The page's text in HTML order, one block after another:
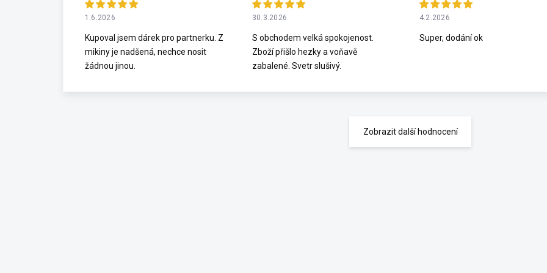
1.6.2026
Kupoval jsem dárek pro partnerku. Z
mikiny je nadšená, nechce nosit
žádnou jinou.
30.3.2026
S obchodem velká spokojenost.
Zboží přišlo hezky a voňavě
zabalené. Svetr slušivý.
4.2.2026
Super, dodání ok
Zobrazit další hodnocení